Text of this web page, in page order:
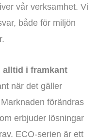
vår verksamhet. Vi
både för miljön
alltid i framkant
när det gäller
förändras
erbjuder lösningar
ECO-serien är ett